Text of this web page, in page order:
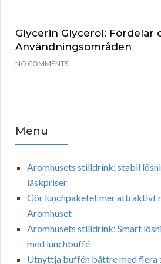
Glycerin Glycerol: Fördelar
Användningsområden
NO COMMENTS
Menu
Aromhusets stilldrink: stabil
läskpriser
Gör lunchpaketet mer attraktivt
Aromhuset
Aromhusets stilldrink: Smart
med lunchbuffé
Utnyttja buffén bättre med flera